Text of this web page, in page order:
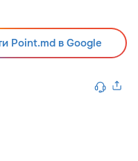
Point.md в Google